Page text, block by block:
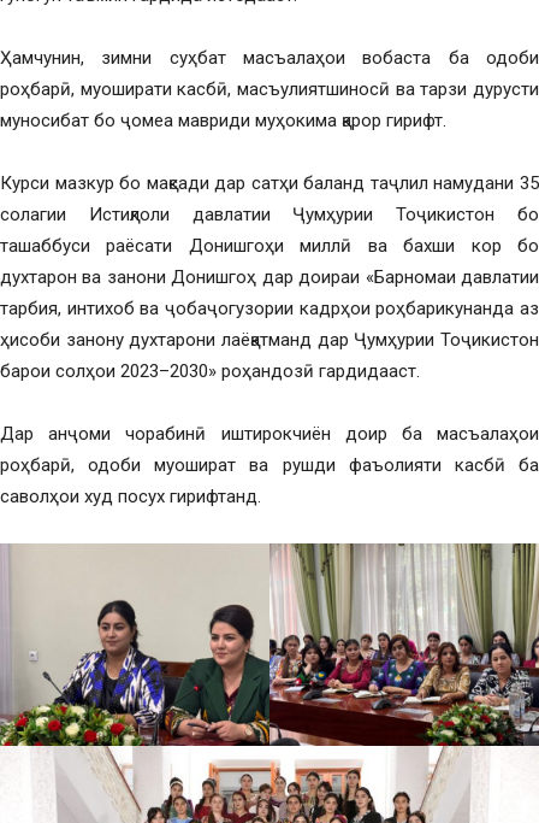
Ҳамчунин, зимни суҳбат масъалаҳои вобаста ба одоби
роҳбарӣ, муоширати касбӣ, масъулиятшиносӣ ва тарзи дурусти
муносибат бо ҷомеа мавриди муҳокима қарор гирифт.
Курси мазкур бо мақсади дар сатҳи баланд таҷлил намудани 35
солагии Истиқлоли давлатии Ҷумҳурии Тоҷикистон бо
ташаббуси раёсати Донишгоҳи миллӣ ва бахши кор бо
духтарон ва занони Донишгоҳ дар доираи «Барномаи давлатии
тарбия, интихоб ва ҷобаҷогузории кадрҳои роҳбарикунанда аз
ҳисоби занону духтарони лаёқатманд дар Ҷумҳурии Тоҷикистон
барои солҳои 2023–2030» роҳандозӣ гардидааст.
Дар анҷоми чорабинӣ иштирокчиён доир ба масъалаҳои
роҳбарӣ, одоби муошират ва рушди фаъолияти касбӣ ба
саволҳои худ посух гирифтанд.